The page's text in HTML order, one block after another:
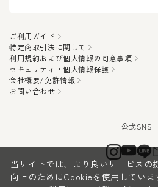
ご利用ガイド
特定商取引法に関して
利用規約および個人情報の同意事項
セキュリティ・個人情報保護
会社概要/免許情報
お問い合わせ
当サイトでは、より良いサービスの
向上のためにCookieを使用していま